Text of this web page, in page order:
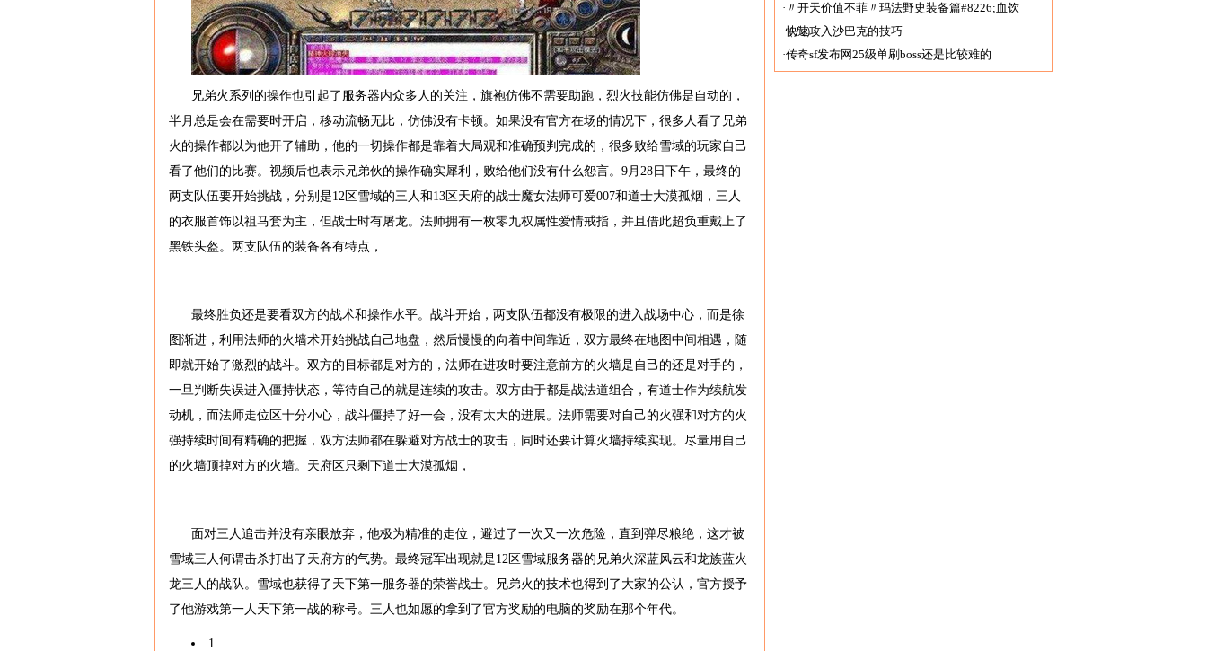
兄弟火系列的操作也引起了服务器内众多人的关注，旗袍仿佛不需要助跑，烈火技能仿佛是自动的，
半月总是会在需要时开启，移动流畅无比，仿佛没有卡顿。如果没有官方在场的情况下，很多人看了兄弟
火的操作都以为他开了辅助，他的一切操作都是靠着大局观和准确预判完成的，很多败给雪域的玩家自己
看了他们的比赛。视频后也表示兄弟伙的操作确实犀利，败给他们没有什么怨言。9月28日下午，最终的
两支队伍要开始挑战，分别是12区雪域的三人和13区天府的战士魔女法师可爱007和道士大漠孤烟，三人
的衣服首饰以祖马套为主，但战士时有屠龙。法师拥有一枚零九权属性爱情戒指，并且借此超负重戴上了
黑铁头盔。两支队伍的装备各有特点，
最终胜负还是要看双方的战术和操作水平。战斗开始，两支队伍都没有极限的进入战场中心，而是徐
图渐进，利用法师的火墙术开始挑战自己地盘，然后慢慢的向着中间靠近，双方最终在地图中间相遇，随
即就开始了激烈的战斗。双方的目标都是对方的，法师在进攻时要注意前方的火墙是自己的还是对手的，
一旦判断失误进入僵持状态，等待自己的就是连续的攻击。双方由于都是战法道组合，有道士作为续航发
动机，而法师走位区十分小心，战斗僵持了好一会，没有太大的进展。法师需要对自己的火强和对方的火
强持续时间有精确的把握，双方法师都在躲避对方战士的攻击，同时还要计算火墙持续实现。尽量用自己
的火墙顶掉对方的火墙。天府区只剩下道士大漠孤烟，
面对三人追击并没有亲眼放弃，他极为精准的走位，避过了一次又一次危险，直到弹尽粮绝，这才被
雪域三人何谓击杀打出了天府方的气势。最终冠军出现就是12区雪域服务器的兄弟火深蓝风云和龙族蓝火
龙三人的战队。雪域也获得了天下第一服务器的荣誉战士。兄弟火的技术也得到了大家的公认，官方授予
了他游戏第一人天下第一战的称号。三人也如愿的拿到了官方奖励的电脑的奖励在那个年代。
1
· 〃开天价值不菲〃玛法野史装备篇#8226;血饮
（八）
·快速攻入沙巴克的技巧
·传奇sf发布网25级单刷boss还是比较难的